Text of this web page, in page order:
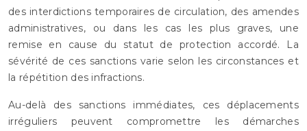
des interdictions temporaires de circulation, des amendes
administratives, ou dans les cas les plus graves, une
remise en cause du statut de protection accordé. La
sévérité de ces sanctions varie selon les circonstances et
la répétition des infractions.
Au-delà des sanctions immédiates, ces déplacements
irréguliers peuvent compromettre les démarches